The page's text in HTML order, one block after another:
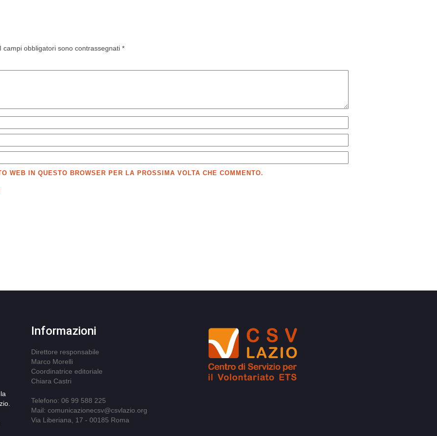
I campi obbligatori sono contrassegnati *
WEB IN QUESTO BROWSER PER LA PROSSIMA VOLTA CHE COMMENTO.
Informazioni
Direttore responsabile
Marco Morelli
Coordinatrice editoriale
Chiara Castri
Telefono: 06 99 588 225
Mail: comunicazionecsv@csvlazio.org
Via Liberiana, 17 - 00185 Roma